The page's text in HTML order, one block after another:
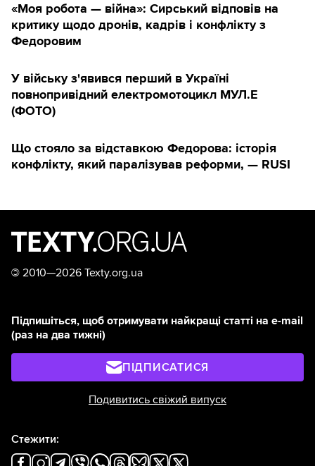
«Моя робота — війна»: Сирський відповів на
критику щодо дронів, кадрів і конфлікту з
Федоровим
У війську з'явився перший в Україні
повнопривідний електромотоцикл МУЛ.Е
(ФОТО)
Що стояло за відставкою Федорова: історія
конфлікту, який паралізував реформи, — RUSI
© 2010—2026 Texty.org.ua
Підпишіться, щоб отримувати найкращі статті на e-mail
(раз на два тижні)
ПІДПИСАТИСЯ
Подивитись свіжий випуск
Стежити: